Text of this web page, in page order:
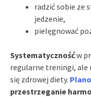
radzić sobie ze
jedzenie,
pielęgnować
Systematycznośćw
regularne treningi, ale
się zdrowej diety.
przestrzeganie